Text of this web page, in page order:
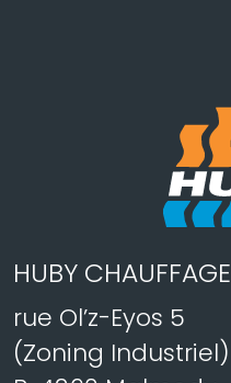
HUBY CHAUFFAGE
rue Ol’z-Eyos 5
(Zoning Industriel)